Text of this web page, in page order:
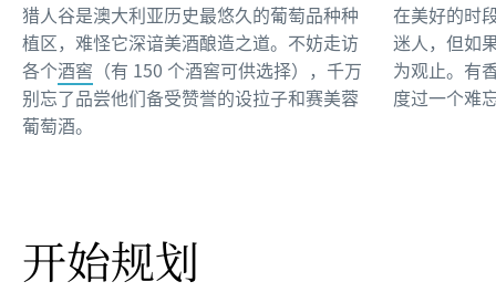
猎人谷是澳大利亚历史最悠久的葡萄品种种
植区，难怪它深谙美酒酿造之道。不妨走访
各个酒窖 （有 150 个酒窖可供选择），千万
别忘了品尝他们备受赞誉的设拉子和赛美蓉
葡萄酒。
在美好的时
迷人，但如
为观止。有
度过一个难
开始规划